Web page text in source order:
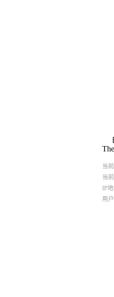
当
当
IP
用户